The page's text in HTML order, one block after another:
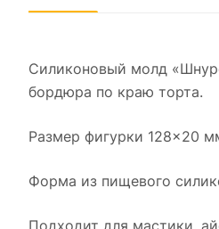
Силиконовый молд
бордюра по краю торта.
Размер фигурки 128×20
Форма из пищевого
Подходит для мастики,